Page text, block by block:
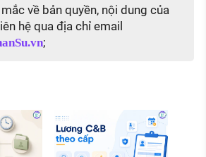
về bản quyền, nội dung của
hệ qua địa chỉ email
;